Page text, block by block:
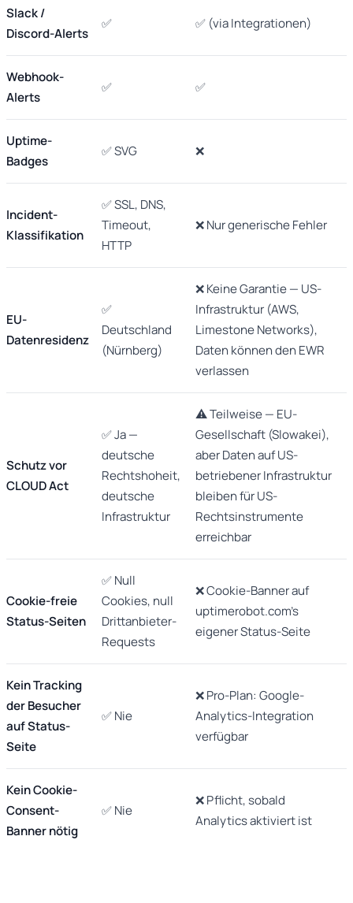
Slack /
Discord-Alerts
✅ ✅ (via Integrationen)
Webhook-
Alerts
✅ ✅
Uptime-
Badges
✅ SVG ❌
Incident-
Klassifikation
✅ SSL, DNS,
Timeout,
HTTP
❌ Nur generische Fehler
EU-
Datenresidenz
✅
Deutschland
(Nürnberg)
❌ Keine Garantie — US-
Infrastruktur (AWS,
Limestone Networks),
Daten können den EWR
verlassen
Schutz vor
CLOUD Act
✅ Ja —
deutsche
Rechtshoheit,
deutsche
Infrastruktur
⚠️ Teilweise — EU-
Gesellschaft (Slowakei),
aber Daten auf US-
betriebener Infrastruktur
bleiben für US-
Rechtsinstrumente
erreichbar
Cookie-freie
Status-Seiten
✅ Null
Cookies, null
Drittanbieter-
Requests
❌ Cookie-Banner auf
uptimerobot.com's
eigener Status-Seite
Kein Tracking
der Besucher
auf Status-
Seite
✅ Nie
❌ Pro-Plan: Google-
Analytics-Integration
verfügbar
Kein Cookie-
Consent-
Banner nötig
✅ Nie
❌ Pflicht, sobald
Analytics aktiviert ist